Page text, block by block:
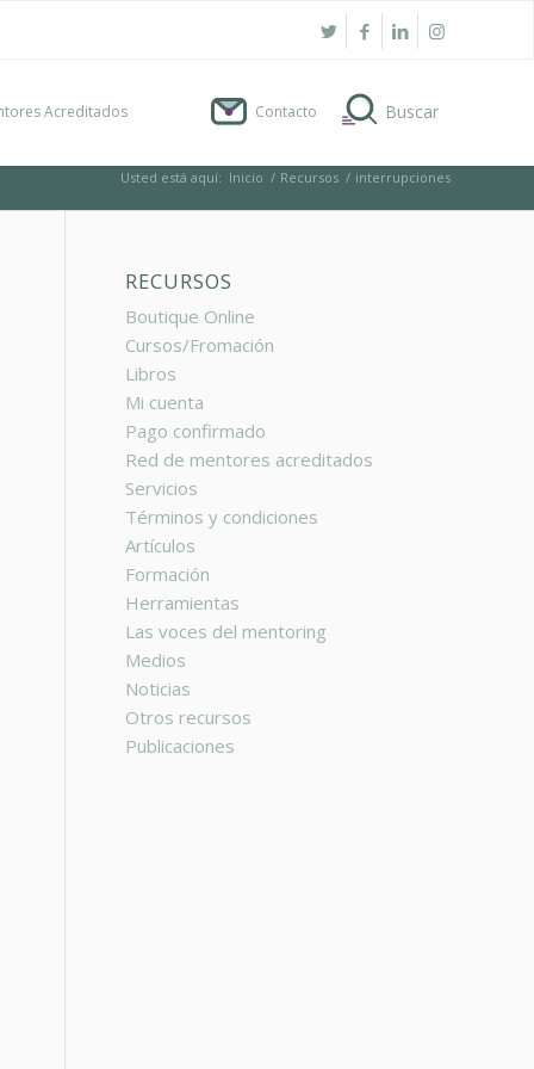
Acreditados Contacto
Usted está aquí: Inicio / Recursos / interrupciones
RECURSOS
Boutique Online
Cursos/Fromación
Libros
Mi cuenta
Pago confirmado
Red de mentores acreditados
Servicios
Términos y condiciones
Artículos
Formación
Herramientas
Las voces del mentoring
Medios
Noticias
Otros recursos
Publicaciones